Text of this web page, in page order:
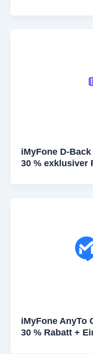
iMyFone D-Back
30 % exklusiver
iMyFone AnyTo
30 % Rabatt +